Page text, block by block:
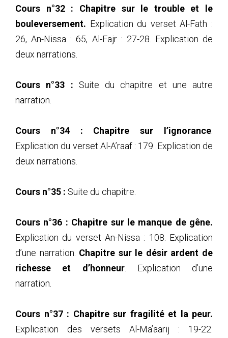
Cours n°32 :
Chapitre sur le trouble et le
bouleversement. Explication du verset Al-Fath :
26, An-Nissa : 65, Al-Fajr : 27-28. Explication de
deux narrations.
Cours n°33 :
Suite du chapitre et une autre
narration.
Cours n°34 : Chapitre sur l’ignorance
Explication du verset Al-A’raaf : 179. Explication de
deux narrations.
Cours n°35 : Suite du chapitre.
Cours n°36 : Chapitre sur le manque de gêne.
Explication du verset An-Nissa : 108. Explication
d’une narration. Chapitre sur le désir ardent de
richesse et d’honneur. Explication d’une
narration.
Cours n°37 : Chapitre sur fragilité et la peur.
Explication des versets Al-Ma’aarij : 19-22.